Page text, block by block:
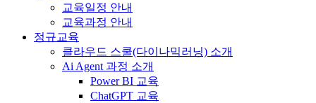
교육일정 안내
교육과정 안내
정규교육
클라우드 스쿨(다이나믹러닝) 소개
Ai Agent 과정 소개
Power BI 교육
ChatGPT 교육